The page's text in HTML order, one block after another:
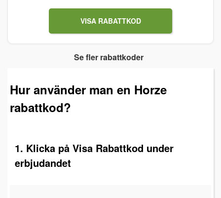
VISA RABATTKOD
Se fler rabattkoder
Hur använder man en Horze
rabattkod?
1. Klicka på Visa Rabattkod under
erbjudandet